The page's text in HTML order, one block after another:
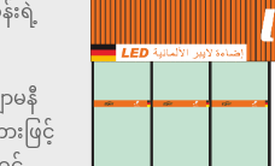
းရဲ့
မနီ
းဖြင့်